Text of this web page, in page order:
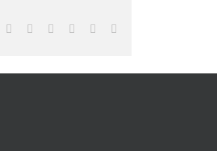
LinkedInWhatsApp
TumblrPinterest